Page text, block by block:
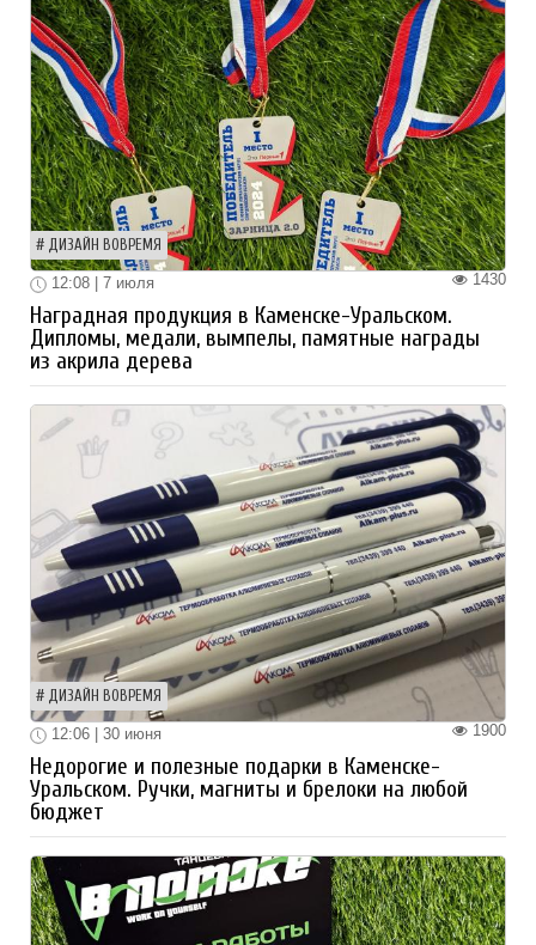
ДИЗАЙН ВОВРЕМЯ
1430
12:08 | 7 июля
Наградная продукция в Каменске-Уральском.
Дипломы, медали, вымпелы, памятные награды
из акрила дерева
ДИЗАЙН ВОВРЕМЯ
1900
12:06 | 30 июня
Недорогие и полезные подарки в Каменске-
Уральском. Ручки, магниты и брелоки на любой
бюджет